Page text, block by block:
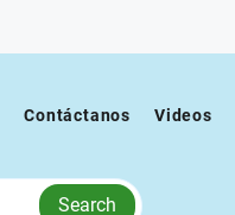
Contáctanos Videos
Search